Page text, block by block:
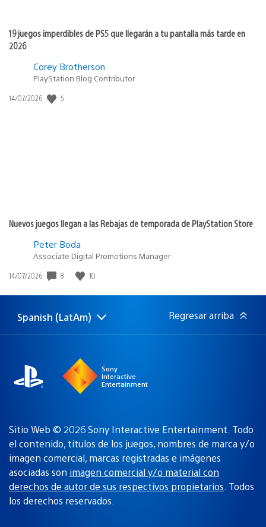
19 juegos imperdibles de PS5 que llegarán a tu pantalla más tarde en
2026
Corey Brotherson
PlayStation Blog Contributor
Fecha
14/07/2026 5
Nuevos juegos llegan a las Rebajas de temporada de PlayStation Store
Peter Boda
Associate Digital Promotions Manager
Fecha
publicación:
14/07/2026 8 10
Elige
una
Región
actual:
Spanish (LatAm) Regresar arriba
Sony
Interactive
Entertainment
Sitio Web © 2026 Sony Interactive Entertainment. Todo
el contenido, títulos de los juegos, nombres de marca y/o
imagen comercial, marcas registradas e imágenes
asociadas son imagen comercial y/o material con
derechos de autor de sus respectivos propietarios. Todos
los derechos reservados.